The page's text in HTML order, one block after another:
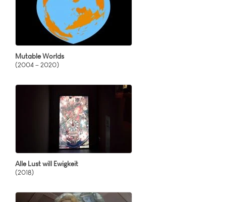
Mutable Worlds
(2004 – 2020)
Alle Lust will Ewigkeit
(2018)